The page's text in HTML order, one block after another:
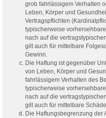
grob fahrlässigem Verhalten
Leben, Körper und
Vertragspflichten
typischerweise
nach auf die
gilt auch für mittelbare
Gewinn.
Die Haftung ist gegenüber
von Leben, Körper und
fahrlässigem Verhalten des
typischerweise
nach auf die
gilt auch für mittelbare
Die Haftungsbegrenzung der